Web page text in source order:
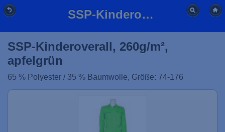
SSP-Kinderoverall, 260g/m², apfelgrün
SSP-Kinderoverall, 260g/m²,
apfelgrün
65 % Polyester / 35 % Baumwolle, Größe: 74-176